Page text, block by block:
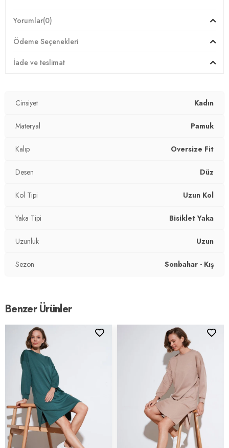
Giyim Tarzı: Günlük/Casual
Desen: Düz
Materyal:
Yaka Tipi:
Kol Tipi:
Kumaş Tipi:
Boy:Standart
Uzunluk:
Kalıp Bilgisi:
Yaş Grubu:
Yorumlar(0)
Ödeme Seçenekleri
İade ve teslimat
Cinsiyet Kadın
Materyal Pamuk
Kalıp Oversize Fit
Desen Düz
Kol Tipi Uzun Kol
Yaka Tipi Bisiklet Yaka
Uzunluk Uzun
Sezon Sonbahar - Kış
Benzer Ürünler